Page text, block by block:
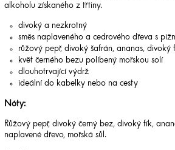
alkoholu získaného z třtiny.
divoký a nezkrotný
směs naplaveného a cedrového dřeva s
růžový pepř, divoký šafrán, ananas, divoký
květ černého bezu políbený mořskou solí
dlouhotrvající výdrž
ideální do kabelky nebo na cesty
Nóty:
Růžový pepř, divoký černý bez, divoký fík,
naplavené dřevo, mořská sůl.